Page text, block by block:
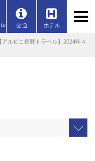
交通 ホテル
ルピコ長野トラベル】2024年４